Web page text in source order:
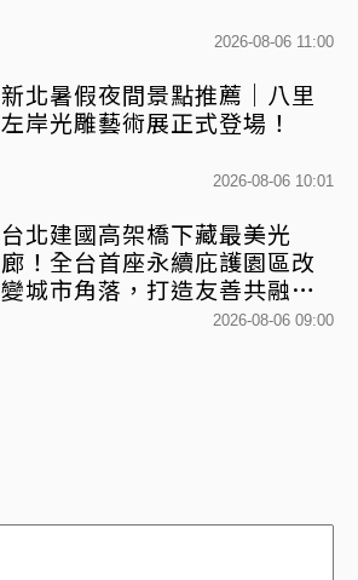
2026-08-06 11:00
新北暑假夜間景點推薦｜八里
左岸光雕藝術展正式登場！
2026-08-06 10:01
台北建國高架橋下藏最美光
廊！全台首座永續庇護園區改
變城市角落，打造友善共融新
2026-08-06 09:00